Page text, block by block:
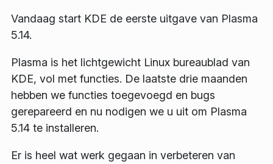
Vandaag start KDE de eerste uitgave van Plasma
5.14.
Plasma is het lichtgewicht Linux bureaublad van
KDE, vol met functies. De laatste drie maanden
hebben we functies toegevoegd en bugs
gerepareerd en nu nodigen we u uit om Plasma
5.14 te installeren.
Er is heel wat werk gegaan in verbeteren van